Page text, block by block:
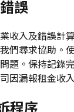
誤
收入及錯誤計
們尋求協助。
題。保持記錄
因漏報租金收
程序